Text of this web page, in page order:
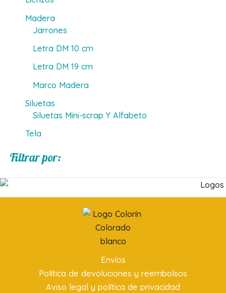
Madera
Jarrones
Letra DM 10 cm
Letra DM 19 cm
Marco Madera
Siluetas
Siluetas Mini-scrap Y Alfabeto
Tela
Filtrar por:
Envíos
Política de devoluciones y reembolsos
Aviso legal y política de privacidad